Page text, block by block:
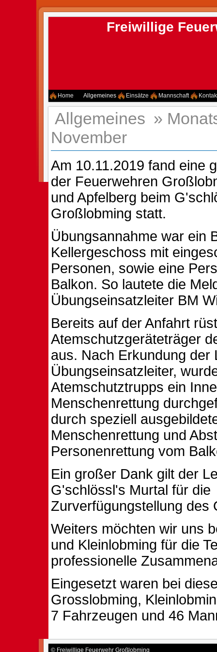
Freiwillige
Home Allgemeines Einsätze Mannschaft
Allgemeines »
November
Am 10.11.2019 fand eine
der Feuerwehren
und Apfelberg beim
Großlobming statt.
Übungsannahme war ein
Kellergeschoss mit
Personen, sowie eine
Balkon. So lautete die
Übungseinsatzleiter BM
Bereits auf der Anfahrt
Atemschutzgeräteträger
aus. Nach Erkundung der
Übungseinsatzleiter,
Atemschutztrupps ein
Menschenrettung
durch speziell
Menschenrettung und
Personenrettung vom
Ein großer Dank gilt der
G'schlössl's Murtal für die
Zurverfügungstellung des
Weiters möchten wir uns
und Kleinlobming für die
professionelle
Eingesetzt waren bei
Grosslobming,
7 Fahrzeugen und 46
© Freiwillige Feuerwehr Großlobming